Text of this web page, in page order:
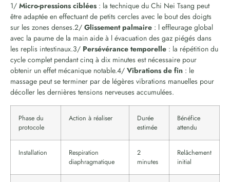
1/ Micro-pressions ciblées : la technique du Chi Nei Tsang peut
être adaptée en effectuant de petits cercles avec le bout des doigts
sur les zones denses.2/ Glissement palmaire : l effleurage global
avec la paume de la main aide à l évacuation des gaz piégés dans
les replis intestinaux.3/ Persévérance temporelle : la répétition du
cycle complet pendant cinq à dix minutes est nécessaire pour
obtenir un effet mécanique notable.4/ Vibrations de fin : le
massage peut se terminer par de légères vibrations manuelles pour
décoller les dernières tensions nerveuses accumulées.
Phase du
protocole
Action à réaliser
Durée
estimée
Bénéfice
attendu
Installation
Respiration
diaphragmatique
2
minutes
Relâchement
initial